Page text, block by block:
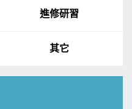
進修研習
其它